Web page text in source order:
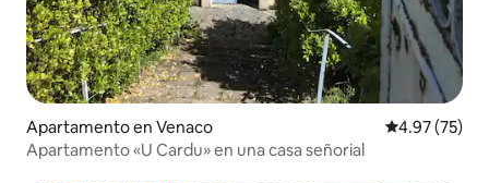
Apartamento en Venaco Calificación
4.97 (75)
Apartamento «U Cardu» en una casa señorial